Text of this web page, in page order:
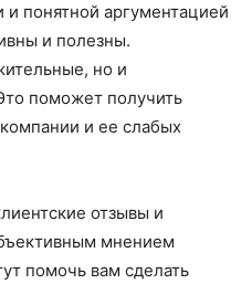
понятной аргументацией
и полезны.
но и
поможет получить
и ее слабых
отзывы и
мнением
помочь вам сделать